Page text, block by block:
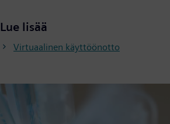
Lue lisää
Virtuaalinen käyttöönotto